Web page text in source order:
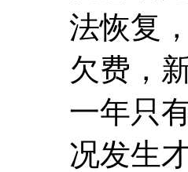
法恢复
欠费，
一年只
况发生